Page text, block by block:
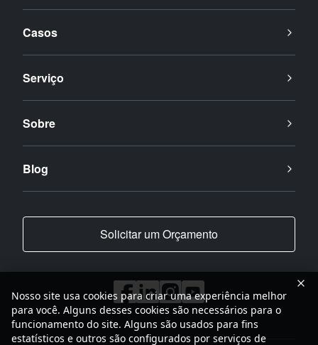
Casos
Serviço
Sobre
Blog
Solicitar um Orçamento
Nosso site usa cookies para criar uma experiência melhor
para você. Alguns desses cookies são necessários para o
funcionamento do site. Alguns são usados para fins
estatísticos e outros são configurados por serviços de